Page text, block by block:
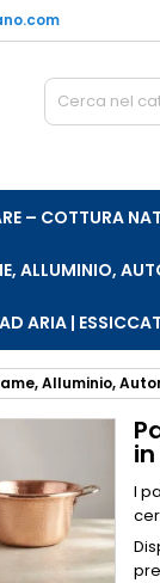
– COTTURA
ALLUMINIO,
ARIA |
Alluminio,
I
Le mie
Crea nuova
Crea lista
Accedi
Devi avere